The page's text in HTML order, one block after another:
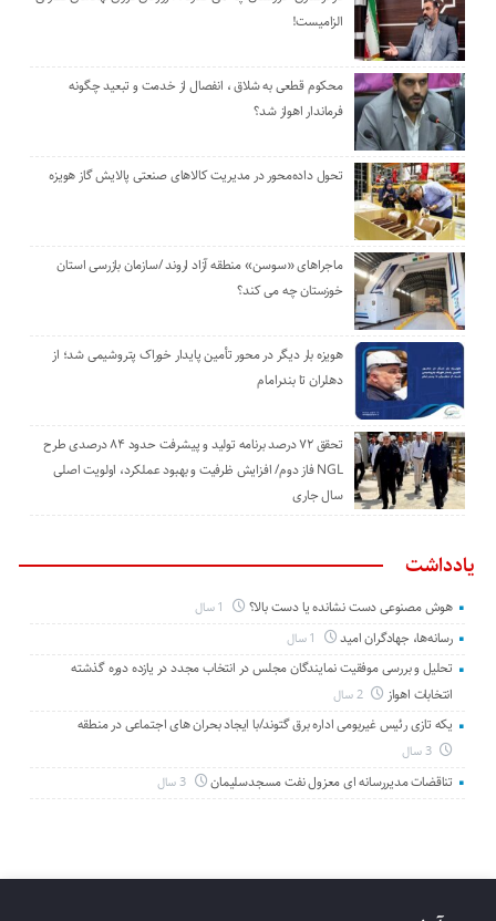
الزامیست!
محکوم قطعی به شلاق ، انفصال از خدمت و تبعید چگونه
فرماندار اهواز شد؟
تحول داده‌محور در مدیریت کالاهای صنعتی پالایش گاز هویزه
ماجراهای «سوسن» منطقه آزاد اروند /سازمان بازرسی استان
خوزستان چه می کند؟
هویزه بار دیگر در محور تأمین پایدار خوراک پتروشیمی شد؛ از
دهلران تا بندرامام
تحقق ۷۲ درصد برنامه تولید و پیشرفت حدود ۸۴ درصدی طرح
NGL فاز دوم/ افزایش ظرفیت و بهبود عملکرد، اولویت اصلی
سال جاری
یادداشت
هوش مصنوعی دست نشانده یا دست بالا؟
رسانه‌ها، جهادگران امید
تحلیل و بررسی موفقیت نمایندگان مجلس در انتخاب مجدد در یازده دوره گذشته
انتخابات اهواز
2 سال
یکه تازی رئیس غیربومی اداره برق گتوند/با ایجاد بحران های اجتماعی در منطقه
3 سال
تناقضات مدیررسانه ای معزول نفت مسجدسلیمان 3 سال